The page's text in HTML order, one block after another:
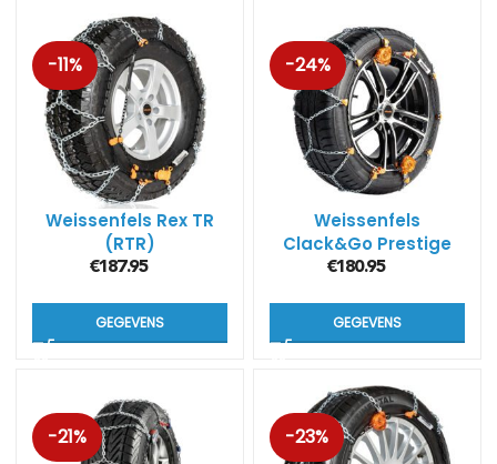
-11%
Weissenfels Rex TR
(RTR)
€187.95
GEGEVENS
-24%
Weissenfels
Clack&Go Prestige
(M44)
€180.95
GEGEVENS
-21% -23%